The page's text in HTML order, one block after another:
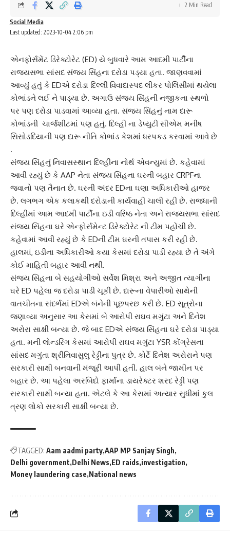
Last updated: 2023-10-04 2:06 pm
Social Media
2 Min Read
એનફોર્સમેંટ ડિરેક્ટોરેટ (ED) યે બુધવારે આમ આદમી પાર્ટીના
રાજ્યસભા સાંસદ સંજય સિંહના દરોડા પડ્યા હતા. જાણવવામાં
આવ્યું હતું કે EDએ દરોડા દિલ્લી વિવાદાસ્પદ લીકર પોલિસીમાં થયેલા
કોભાંડને લઈ ને પાડ્યા છે. અગાઉ સંજય સિંહની નજીકના સ્થળો
પર પણ દરોડા પાડવામાં આવ્યા હતા. સંજય સિંહનું નામ દારૂ
કોભાંડની ચાર્જશીટમાં પણ હતું. દિલ્હી ના ડેપ્યુટી સીએમ મનીષ
સિસોડદિયાની પણ દારૂ નીતિ કોભાંડ કેશમાં ધરપકડ કરવામાં આવે છે
.
સંજય સિંહનું નિવાસસ્થાન દિલ્હીના નોર્થ એવન્યુમાં છે. કહેવામાં
આવી રહ્યું છે કે AAP નેતા સંજય સિંહના ઘરની બહાર CRPFના
જવાનો પણ તૈનાત છે. ઘરની અંદર EDના ઘણા અધિકારીઓ હાજર
છે. લગભગ એક કલાકથી દરોડાની કાર્યવાહી ચાલી રહી છે. રાજધાની
દિલ્હીમાં આમ આદમી પાર્ટીના ઇડી વરિષ્ઠ નેતા અને રાજ્યસભા સાંસદ
સંજય સિંહના ઘરે એન્ફોર્સમેન્ટ ડિરેક્ટોરેટ ની ટીમ પહોંચી છે.
કહેવામાં આવી રહ્યું છે કે EDની ટીમ ઘરની તપાસ કરી રહી છે.
હાલમાં, ઇડીના અધિકારીઓ કયા કેસમાં દરોડા પાડી રહ્યા છે તે અંગે
કોઈ માહિતી બહાર આવી નથી.
સંજય સિંહના બે સહયોગીઓ સર્વેશ મિશ્રા અને અજીત ત્યાગીના
ઘરે ED પહેલા જ દરોડા પાડી ચૂકી છે. દારૂના વેપારીઓ સાથેની
વાતચીતના સંદર્ભમાં EDએ બંનેની પૂછપરછ કરી છે. ED સૂત્રોના
જણાવ્યા અનુસાર આ કેસમાં બે આરોપી રાઘવ મગુંટા અને દિનેશ
અરોરા સાક્ષી બન્યા છે. જે બાદ EDએ સંજય સિંહના ઘરે દરોડા પાડ્યા
હતા. મની લોન્ડરિંગ કેસમાં આરોપી રાઘવ મગુંટા YSR કોંગ્રેસના
સાંસદ મગુંતા શ્રીનિવાસુલુ રેડ્ડીના પુત્ર છે. કોર્ટે દિનેશ અરોરાને પણ
સરકારી સાક્ષી બનવાની મંજૂરી આપી હતી. હાલ બંને જામીન પર
બહાર છે. આ પહેલા અરબિંદો ફાર્માના ડાયરેક્ટર શરદ રેડ્ડી પણ
સરકારી સાક્ષી બન્યા હતા. એટલે કે આ કેસમાં અત્યાર સુધીમાં કુલ
ત્રણ લોકો સરકારી સાક્ષી બન્યા છે.
TAGGED: Aam aadmi party AAP MP Sanjay Singh
Delhi government Delhi News ED raids investigation
Money laundering case National news